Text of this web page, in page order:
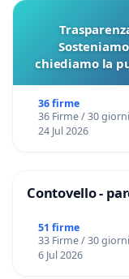
chiediamo la
36 firme
36 Firme / 30 giorni
24 Jul 2026
Contovello -
51 firme
33 Firme / 30 giorni
6 Jul 2026